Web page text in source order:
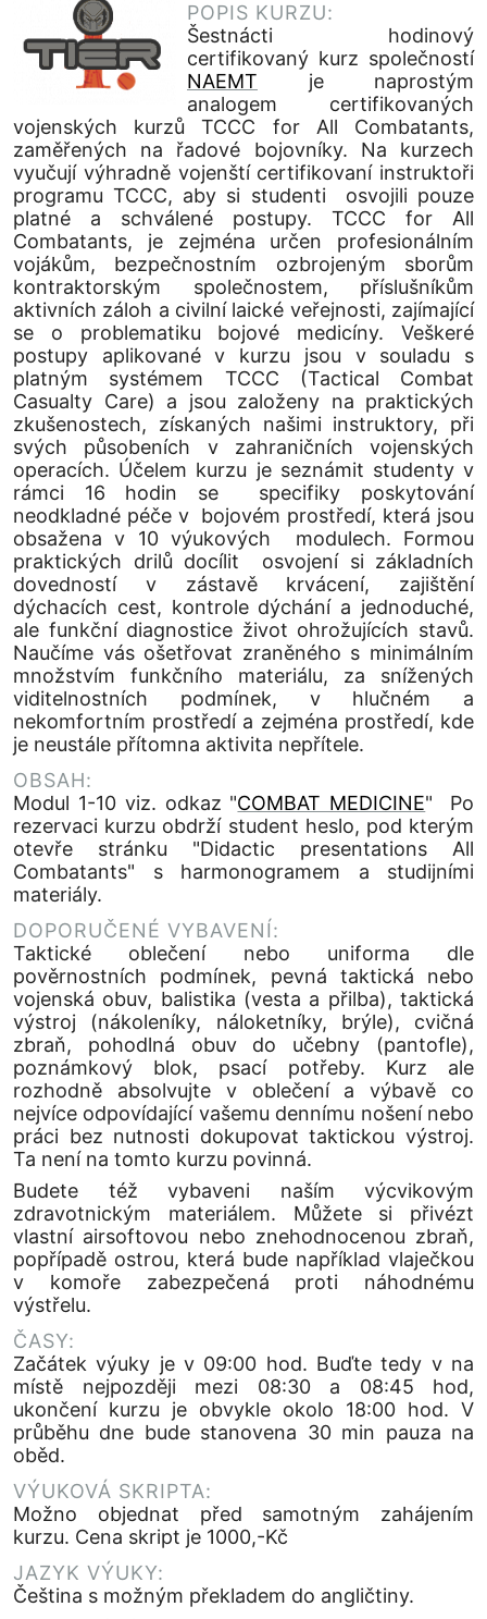
POPIS KURZU:
Šestnácti hodinový
certifikovaný kurz společností
NAEMT je naprostým
analogem certifikovaných
vojenských kurzů TCCC for All Combatants,
zaměřených na řadové bojovníky. Na kurzech
vyučují výhradně vojenští certifikovaní instruktoři
programu TCCC, aby si studenti osvojili pouze
platné a schválené postupy. TCCC for All
Combatants, je zejména určen profesionálním
vojákům, bezpečnostním ozbrojeným sborům
kontraktorským společnostem, příslušníkům
aktivních záloh a civilní laické veřejnosti, zajímající
se o problematiku bojové medicíny. Veškeré
postupy aplikované v kurzu jsou v souladu s
platným systémem TCCC (Tactical Combat
Casualty Care) a jsou založeny na praktických
zkušenostech, získaných našimi instruktory, při
svých působeních v zahraničních vojenských
operacích. Účelem kurzu je seznámit studenty v
rámci 16 hodin se specifiky poskytování
neodkladné péče v bojovém prostředí, která jsou
obsažena v 10 výukových modulech. Formou
praktických drilů docílit osvojení si základních
dovedností v zástavě krvácení, zajištění
dýchacích cest, kontrole dýchání a jednoduché,
ale funkční diagnostice život ohrožujících stavů.
Naučíme vás ošetřovat zraněného s minimálním
množstvím funkčního materiálu, za snížených
viditelnostních podmínek, v hlučném a
nekomfortním prostředí a zejména prostředí, kde
je neustále přítomna aktivita nepřítele.
OBSAH:
Modul 1-10 viz. odkaz "COMBAT MEDICINE" Po
rezervaci kurzu obdrží student heslo, pod kterým
otevře stránku "Didactic presentations All
Combatants" s harmonogramem a studijními
materiály.
DOPORUČENÉ VYBAVENÍ:
Taktické oblečení nebo uniforma dle
pověrnostních podmínek, pevná taktická nebo
vojenská obuv, balistika (vesta a přilba), taktická
výstroj (nákoleníky, náloketníky, brýle), cvičná
zbraň, pohodlná obuv do učebny (pantofle),
poznámkový blok, psací potřeby. Kurz ale
rozhodně absolvujte v oblečení a výbavě co
nejvíce odpovídající vašemu dennímu nošení nebo
práci bez nutnosti dokupovat taktickou výstroj.
Ta není na tomto kurzu povinná.
Budete též vybaveni naším výcvikovým
zdravotnickým materiálem. Můžete si přivézt
vlastní airsoftovou nebo znehodnocenou zbraň,
popřípadě ostrou, která bude například vlaječkou
v komoře zabezpečená proti náhodnému
výstřelu.
ČASY:
Začátek výuky je v 09:00 hod. Buďte tedy v na
místě nejpozději mezi 08:30 a 08:45 hod,
ukončení kurzu je obvykle okolo 18:00 hod. V
průběhu dne bude stanovena 30 min pauza na
oběd.
VÝUKOVÁ SKRIPTA:
Možno objednat před samotným zahájením
kurzu. Cena skript je 1000,-Kč
JAZYK VÝUKY:
Čeština s možným překladem do angličtiny.